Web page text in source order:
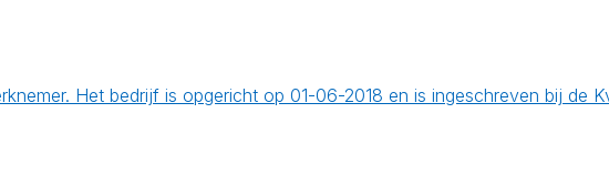
Het bedrijf is opgericht op 01-06-2018 en is ingeschreven bij de